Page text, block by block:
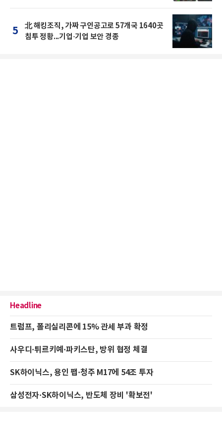
5
北 해킹조직, 가짜 구인공고로 57개국 1640곳
침투 정황...기업·기업 보안 경종
Headline
트럼프, 폴리실리콘에 15% 관세 부과 확정
사우디·튀르키예·파키스탄, 방위 협정 체결
SK하이닉스, 용인 팹·청주 M17에 54조 투자
삼성전자·SK하이닉스, 반도체 장비 '확보전'